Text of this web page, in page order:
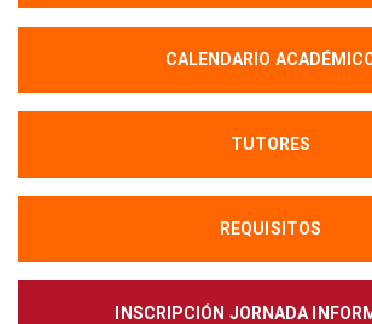
CALENDARIO
TUTORES
REQUISITOS
INSCRIPCIÓN JORNADA